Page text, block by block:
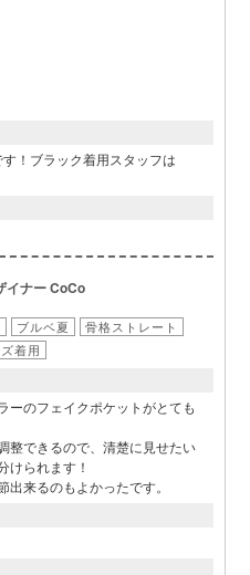
！ブラック着用スタッフは
イナー CoCo
ブルベ夏
骨格ストレート
着用
ーのフェイクポケットがとても
整できるので、清楚に見せたい
けられます！
来るのもよかったです。